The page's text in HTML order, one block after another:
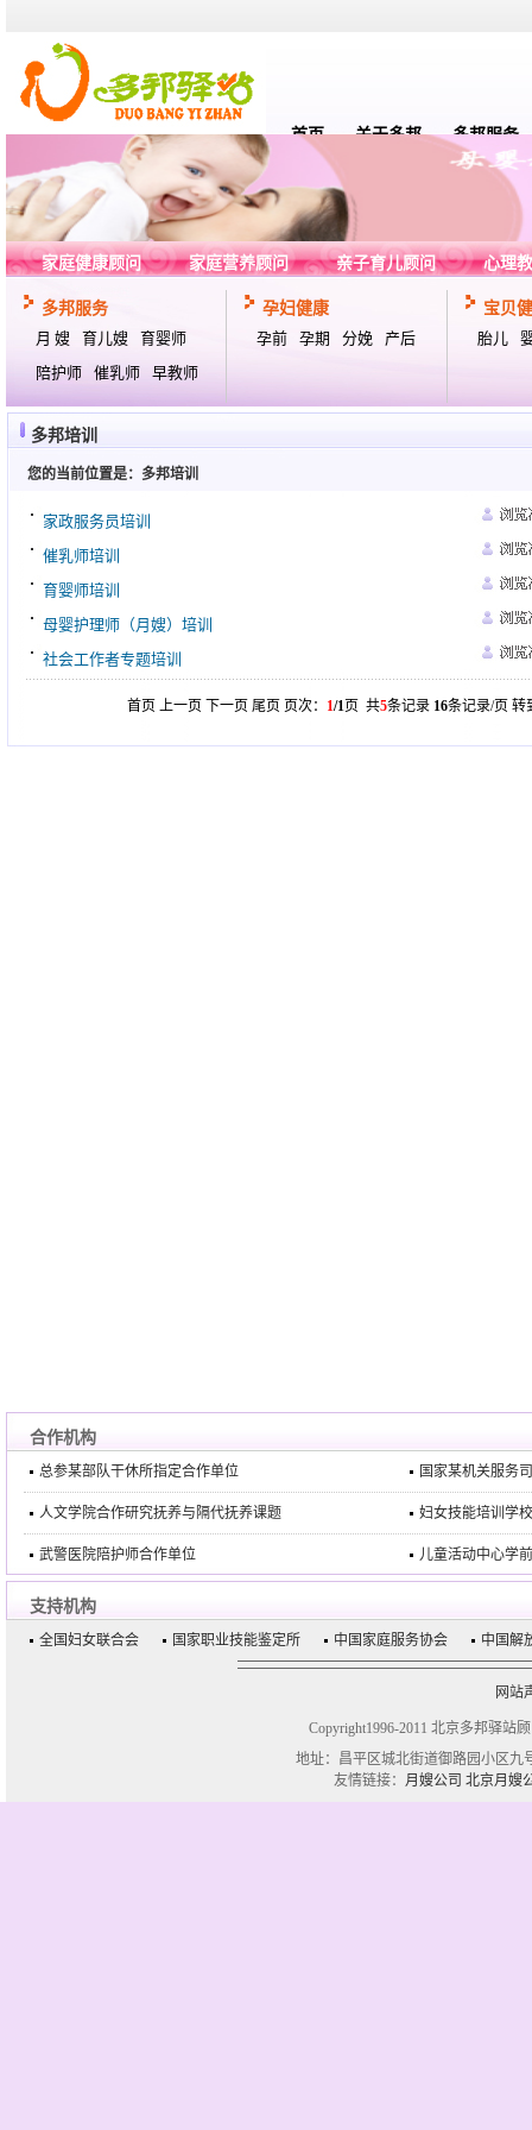
首页 关于多邦 多邦服务
家庭健康顾问 家庭营养顾问 亲子育儿顾问 心理
多邦服务
月 嫂
育儿嫂
育婴师
陪护师
催乳师 早教师
孕妇健康
孕前
孕期 分娩 产后
宝贝
胎儿
多邦培训
您的当前位置是： 多邦培训
家政服务员培训
催乳师培训
育婴师培训
母婴护理师（月嫂）培训
社会工作者专题培训
首页 上一页 下一页 尾页 页次： 1/1页 共5条记录 16条记录/页 转
合作机构
总参某部队干休所指定合作单位 国家某机关服务
人文学院合作研究抚养与隔代抚养课题 妇女技能培训学
武警医院陪护师合作单位 儿童活动中心学
支持机构
全国妇女联合会 国家职业技能鉴定所 中国家庭服务协会 中国解
网站
Copyright1996-2011 北京多邦驿站
地址：昌平区城北街道御路园小区九
友情链接： 月嫂公司 北京月嫂